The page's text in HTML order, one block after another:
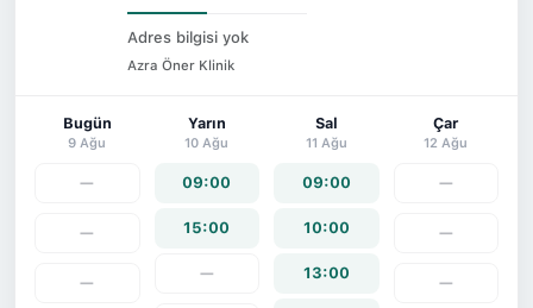
Adres bilgisi yok
Azra Öner Klinik
Bugün
9 Ağu
—
—
—
Yarın
10 Ağu
09:00
15:00
—
Sal
11 Ağu
09:00
10:00
13:00
Çar
12 Ağu
—
—
—